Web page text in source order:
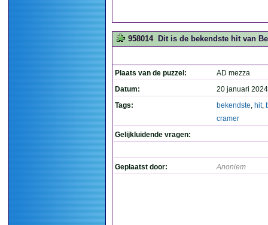
958014 Dit is de bekendste hit van
Plaats van de puzzel:
AD mezza
Datum:
20 januari
Tags:
bekendste, hit,
cramer
Gelijkluidende vragen:
Geplaatst door: Anoniem